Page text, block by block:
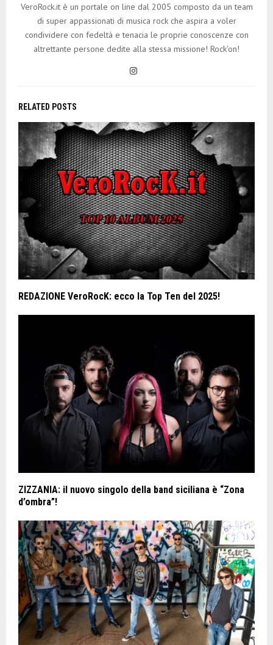
VeroRock.it è un portale on line dal 2005 composto da un team
di super appassionati di musica rock che aspira a voler
condividere con fedeltà e tenacia le proprie conoscenze con
altrettante persone dedite alla stessa missione! Rock'on!
RELATED POSTS
REDAZIONE VeroRocK: ecco la Top Ten del 2025!
ZIZZANIA: il nuovo singolo della band siciliana è “Zona
d’ombra”!